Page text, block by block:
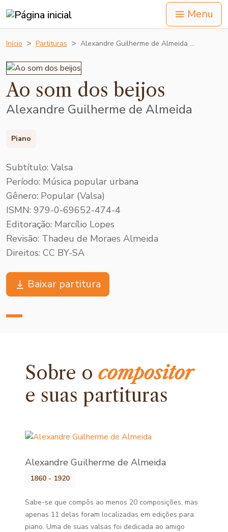
Menu
Início Partituras Alexandre Guilherme de Almeida …
Ao som dos beijos
Alexandre Guilherme de Almeida
Piano
Subtítulo: Valsa
Período: Música popular urbana
Gênero: Popular (Valsa)
ISMN: 979-0-69652-474-4
Editoração: Marcílio Lopes
Revisão: Thadeu de Moraes Almeida
Direitos: CC BY-SA
Baixar partitura
Sobre ocompositor
e suas partituras
Alexandre Guilherme de Almeida
1860 - 1920
Sabe-se que compôs ao menos 20 composições, mas
apenas 11 delas foram localizadas em edições para
piano. Uma de suas valsas foi dedicada ao amigo